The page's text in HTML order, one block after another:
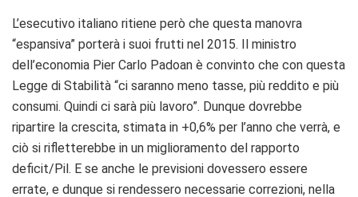
L’esecutivo italiano ritiene però che questa manovra
“espansiva” porterà i suoi frutti nel 2015. Il ministro
dell’economia Pier Carlo Padoan è convinto che con questa
Legge di Stabilità “ci saranno meno tasse, più reddito e più
consumi. Quindi ci sarà più lavoro”. Dunque dovrebbe
ripartire la crescita, stimata in +0,6% per l’anno che verrà, e
ciò si rifletterebbe in un miglioramento del rapporto
deficit/Pil. E se anche le previsioni dovessero essere
errate, e dunque si rendessero necessarie correzioni, nella